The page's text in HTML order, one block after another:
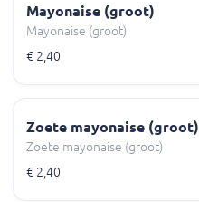
Mayonaise (groot)
Mayonaise (groot)
€ 2,40
Zoete mayonaise (groot)
Zoete mayonaise (groot)
€ 2,40